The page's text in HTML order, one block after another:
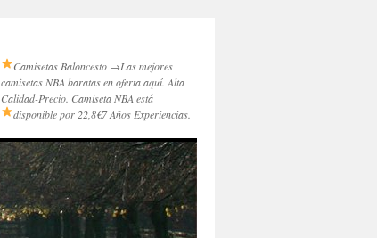
Camisetas Baloncesto →Las mejores
camisetas NBA baratas en oferta aquí. Alta
Calidad-Precio. Camiseta NBA está
disponible por 22,8€7 Años Experiencias.